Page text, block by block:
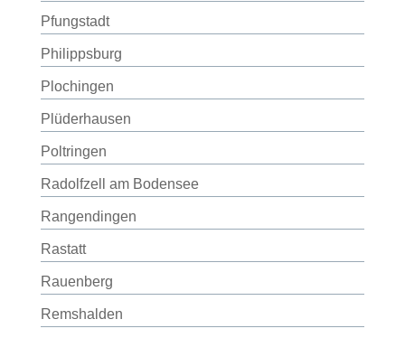
Pfungstadt
Philippsburg
Plochingen
Plüderhausen
Poltringen
Radolfzell am Bodensee
Rangendingen
Rastatt
Rauenberg
Remshalden